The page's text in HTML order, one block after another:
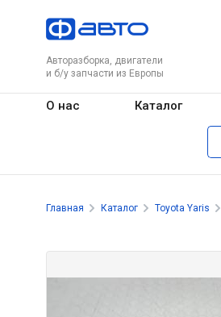
Авторазборка, двигатели
и б/у запчасти из Европы
О нас Каталог
Главная Каталог Toyota Yaris